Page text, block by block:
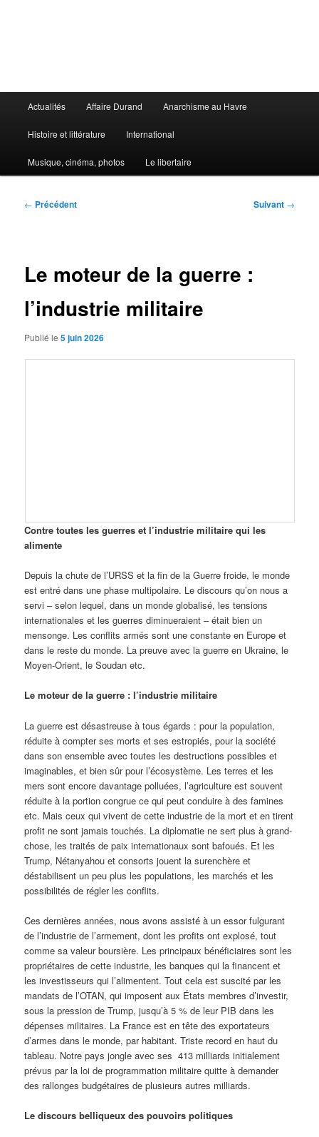
principal
Actualités Affaire Durand Anarchisme au Havre
Histoire et littérature International
Musique, cinéma, photos Le libertaire
Navigation
← Précédent Suivant →
Le moteur de la guerre :
l’industrie militaire
Publié le5 juin 2026
Contre toutes les guerres et l’industrie militaire qui les
alimente
Depuis la chute de l’URSS et la fin de la Guerre froide, le monde
est entré dans une phase multipolaire. Le discours qu’on nous a
servi – selon lequel, dans un monde globalisé, les tensions
internationales et les guerres diminueraient – ​​était bien un
mensonge. Les conflits armés sont une constante en Europe et
dans le reste du monde. La preuve avec la guerre en Ukraine, le
Moyen-Orient, le Soudan etc.
Le moteur de la guerre : l’industrie militaire
La guerre est désastreuse à tous égards : pour la population,
réduite à compter ses morts et ses estropiés, pour la société
dans son ensemble avec toutes les destructions possibles et
imaginables, et bien sûr pour l’écosystème. Les terres et les
mers sont encore davantage polluées, l’agriculture est souvent
réduite à la portion congrue ce qui peut conduire à des famines
etc. Mais ceux qui vivent de cette industrie de la mort et en tirent
profit ne sont jamais touchés. La diplomatie ne sert plus à grand-
chose, les traités de paix internationaux sont bafoués. Et les
Trump, Nétanyahou et consorts jouent la surenchère et
déstabilisent un peu plus les populations, les marchés et les
possibilités de régler les conflits.
Ces dernières années, nous avons assisté à un essor fulgurant
de l’industrie de l’armement, dont les profits ont explosé, tout
comme sa valeur boursière. Les principaux bénéficiaires sont les
propriétaires de cette industrie, les banques qui la financent et
les investisseurs qui l’alimentent. Tout cela est suscité par les
mandats de l’OTAN, qui imposent aux États membres d’investir,
sous la pression de Trump, jusqu’à 5 % de leur PIB dans les
dépenses militaires. La France est en tête des exportateurs
d’armes dans le monde, par habitant. Triste record en haut du
tableau. Notre pays jongle avec ses 413 milliards initialement
prévus par la loi de programmation militaire quitte à demander
des rallonges budgétaires de plusieurs autres milliards.
Le discours belliqueux des pouvoirs politiques